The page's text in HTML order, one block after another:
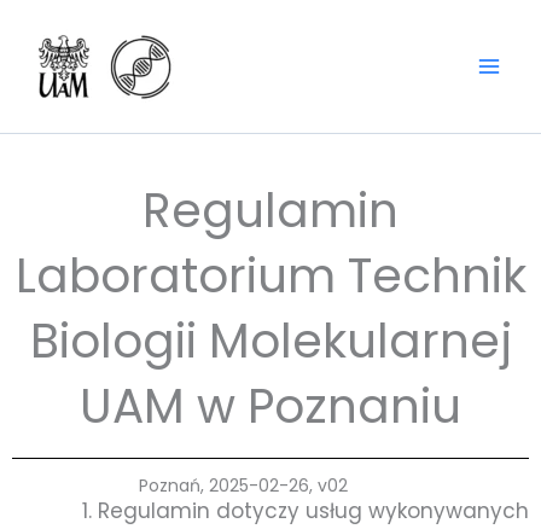
treści
treści
Regulamin
Laboratorium Technik
Biologii Molekularnej
UAM w Poznaniu
Poznań, 2025-02-26, v02
Regulamin dotyczy usług wykonywanych